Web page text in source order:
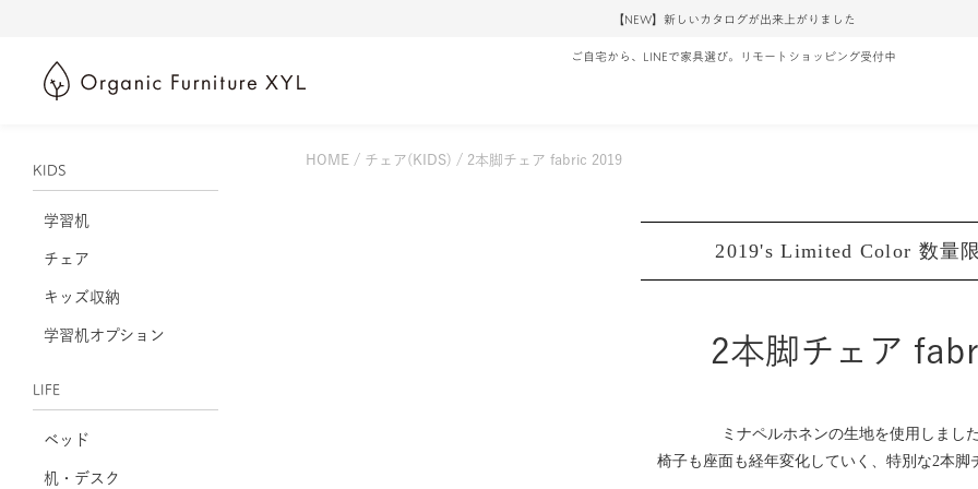
【NEW】新しいカタログが出来上がりました
ご自宅から、LINEで家具選び。リモートショッピング受付中
KIDS
学習机
チェア
キッズ収納
学習机オプション
LIFE
ベッド
机・デスク
HOME チェア(KIDS) 2本脚チェア fabric 2019
2019's Limited Color 数量
2本脚チェア
ミナペルホネンの生地を使用しました
椅子も座面も経年変化していく、特別な2本脚